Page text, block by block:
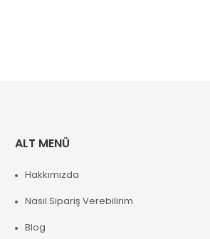
ALT MENÜ
Hakkımızda
Nasıl Sipariş Verebilirim
Blog